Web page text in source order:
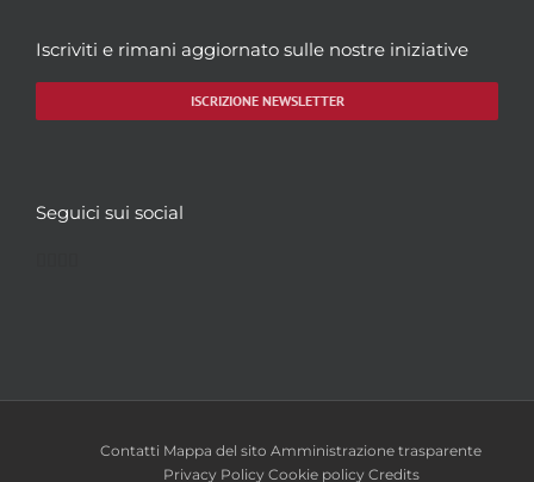
Iscriviti e rimani aggiornato sulle nostre iniziative
ISCRIZIONE NEWSLETTER
Seguici sui social
Contatti Mappa del sito Amministrazione trasparente
Privacy Policy Cookie policy Credits